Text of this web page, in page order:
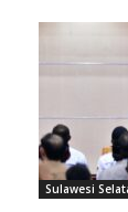
Sulawesi